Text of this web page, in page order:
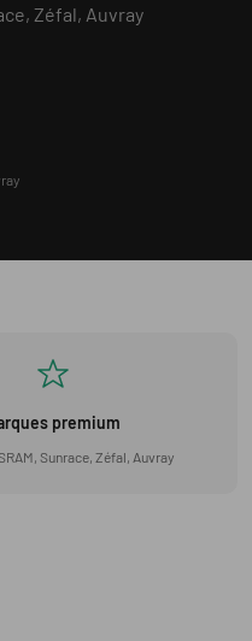
Zéfal, Auvray
premium
Sunrace, Zéfal, Auvray